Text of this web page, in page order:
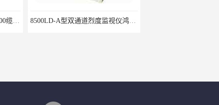
8500LD-A型双通道烈度监视仪鸿泰产品性价比好